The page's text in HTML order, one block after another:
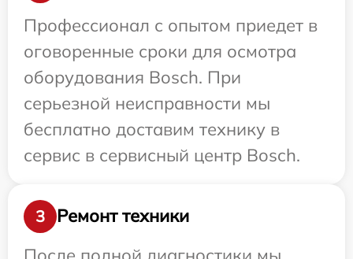
Профессионал с опытом приедет в
оговоренные сроки для осмотра
оборудования Bosch. При
серьезной неисправности мы
бесплатно доставим технику в
сервис в сервисный центр Bosch.
3
Ремонт техники